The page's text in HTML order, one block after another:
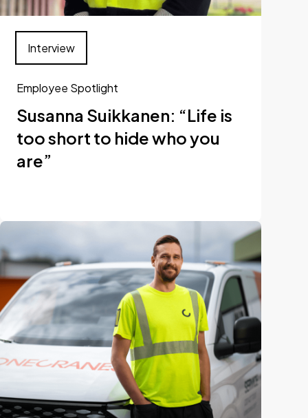
Employee Spotlight
Susanna Suikkanen: “Life is
too short to hide who you
are”
Interview